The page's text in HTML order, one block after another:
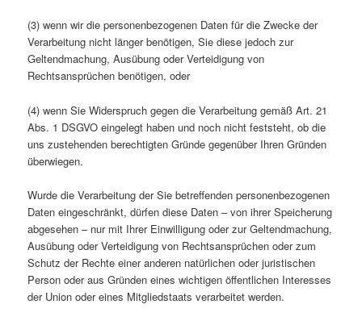
(3) wenn wir die personenbezogenen Daten für die Zwecke der
Verarbeitung nicht länger benötigen, Sie diese jedoch zur
Geltendmachung, Ausübung oder Verteidigung von
Rechtsansprüchen benötigen, oder
(4) wenn Sie Widerspruch gegen die Verarbeitung gemäß Art. 21
Abs. 1 DSGVO eingelegt haben und noch nicht feststeht, ob die
uns zustehenden berechtigten Gründe gegenüber Ihren Gründen
überwiegen.
Wurde die Verarbeitung der Sie betreffenden personenbezogenen
Daten eingeschränkt, dürfen diese Daten – von ihrer Speicherung
abgesehen – nur mit Ihrer Einwilligung oder zur Geltendmachung,
Ausübung oder Verteidigung von Rechtsansprüchen oder zum
Schutz der Rechte einer anderen natürlichen oder juristischen
Person oder aus Gründen eines wichtigen öffentlichen Interesses
der Union oder eines Mitgliedstaats verarbeitet werden.